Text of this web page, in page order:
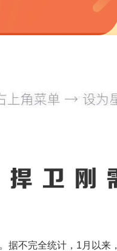
据不完全统计，1月以来